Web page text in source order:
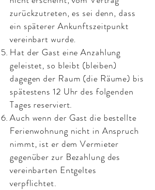
zurückzutreten, es sei denn, dass
ein späterer Ankunftszeitpunkt
vereinbart wurde.
Hat der Gast eine Anzahlung
geleistet, so bleibt (bleiben)
dagegen der Raum (die Räume) bis
spätestens 12 Uhr des folgenden
Tages reserviert.
Auch wenn der Gast die bestellte
Ferienwohnung nicht in Anspruch
nimmt, ist er dem Vermieter
gegenüber zur Bezahlung des
vereinbarten Entgeltes
verpflichtet.